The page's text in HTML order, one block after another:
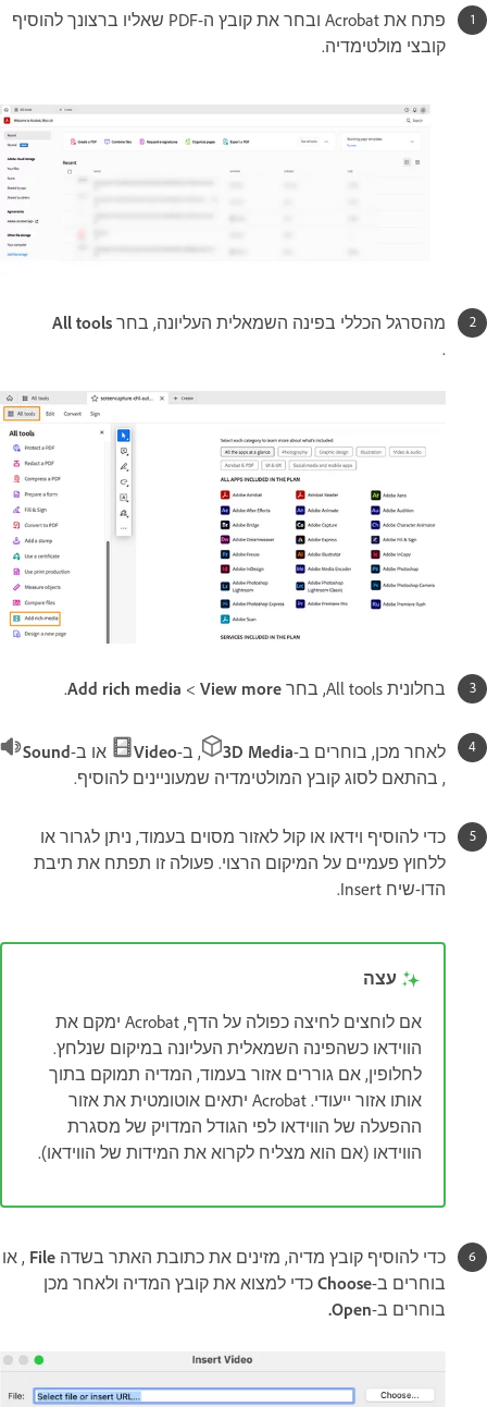
פתח את Acrobat ובחר את קובץ ה-PDF שאליו ברצונך להוסיף
קובצי מולטימדיה.
מהסרגל הכללי בפינה השמאלית העליונה, בחר All tools‏
.
בחלונית All tools, בחר View more‏
>
Add rich media
.
לאחר מכן, בוחרים ב-3D Media ,‏ ב-Video או ב-Sound
, בהתאם לסוג קובץ המולטימדיה שמעוניינים להוסיף.
כדי להוסיף וידאו או קול לאזור מסוים בעמוד, ניתן לגרור או
ללחוץ פעמיים על המיקום הרצוי. פעולה זו תפתח את תיבת
הדו-שיח Insert.
עצה
אם לוחצים לחיצה כפולה על הדף, Acrobat ימקם את
הווידאו כשהפינה השמאלית העליונה במיקום שנלחץ.
לחלופין, אם גוררים אזור בעמוד, המדיה תמוקם בתוך
אותו אזור ייעודי. Acrobat יתאים אוטומטית את אזור
ההפעלה של הווידאו לפי הגודל המדויק של מסגרת
הווידאו (אם הוא מצליח לקרוא את המידות של הווידאו).
כדי להוסיף קובץ מדיה, מזינים את כתובת האתר בשדה File , או
בוחרים ב-Choose כדי למצוא את קובץ המדיה ולאחר מכן
בוחרים ב-Open.